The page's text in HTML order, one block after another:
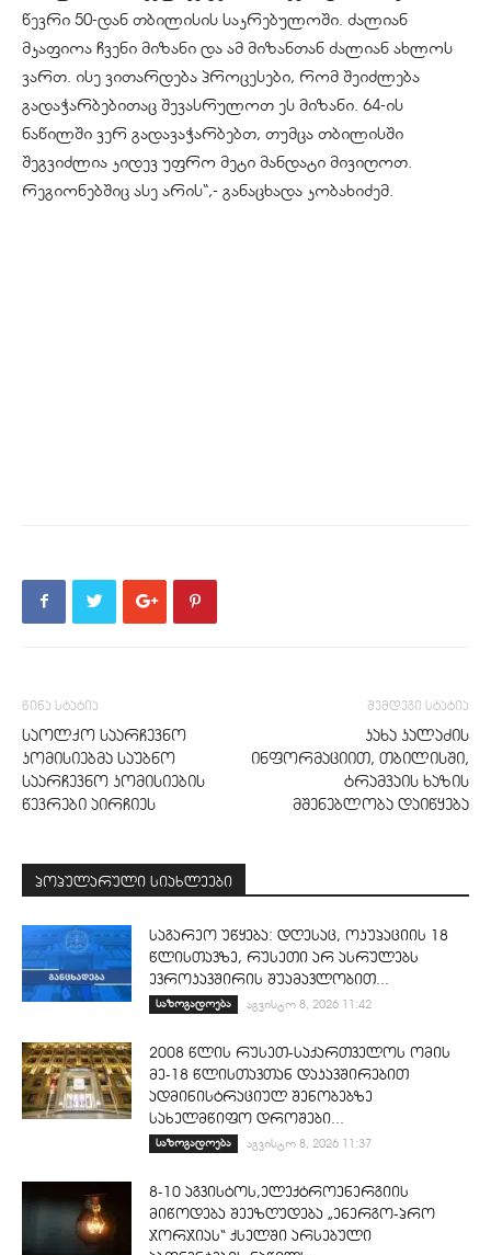
წევრი 50-დან თბილისის საკრებულოში. ძალიან
მკაფიოა ჩვენი მიზანი და ამ მიზანთან ძალიან ახლოს
ვართ. ისე ვითარდება პროცესები, რომ შეიძლება
გადაჭარბებითაც შევასრულოთ ეს მიზანი. 64-ის
ნაწილში ვერ გადავაჭარბებთ, თუმცა თბილისში
შეგვიძლია კიდევ უფრო მეტი მანდატი მივიღოთ.
რეგიონებშიც ასე არის“,- განაცხადა კობახიძემ.
წინა სტატია
საოლქო საარჩევნო
კომისიებმა საუბნო
საარჩევნო კომისიების
წევრები აირჩიეს
შემდეგი სტატია
კახა კალაძის
ინფორმაციით, თბილისში,
ტრამვაის ხაზის
მშენებლობა დაიწყება
პოპულარული სიახლეები
საგარეო უწყება: დღესაც, ოკუპაციის 18
წლისთავზე, რუსეთი არ ასრულებს
ევროკავშირის შუამავლობით...
საზოგადოება აგვისტო 8, 2026 11:42
2008 წლის რუსეთ-საქართველოს ომის
მე-18 წლისთავთან დაკავშირებით
ადმინისტრაციულ შენობებზე
სახელმწიფო დროშები...
საზოგადოება აგვისტო 8, 2026 11:37
8-10 აგვისტოს,ელექტროენერგიის
მიწოდება შეეზღუდება „ენერგო-პრო
ჯორჯიას“ ქსელში არსებული